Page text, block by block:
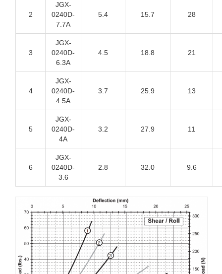
2
JGX-
0240D-
7.7A
5.4 15.7 28
3
JGX-
0240D-
6.3A
4.5 18.8 21
4
JGX-
0240D-
4.5A
3.7 25.9 13
5
JGX-
0240D-
4A
3.2 27.9 11
6
JGX-
0240D-
3.6
2.8 32.0 9.6